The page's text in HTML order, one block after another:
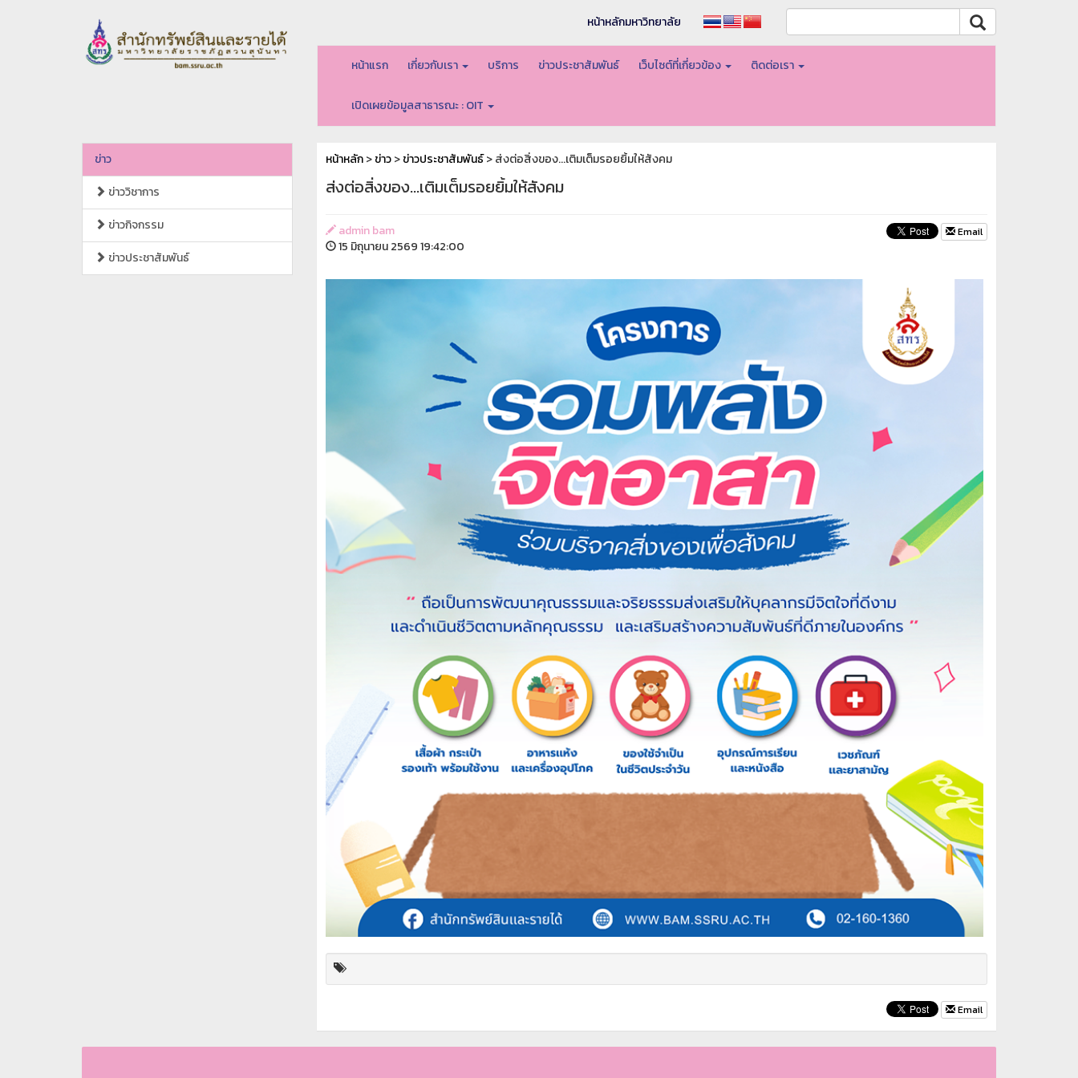
หน้าหลักมหาวิทยาลัย
หน้าแรก เกี่ยวกับเรา บริการ ข่าวประชาสัมพันธ์ เว็บไซต์ที่เกี่ยวข้อง ติดต่อเรา
เปิดเผยข้อมูลสาธารณะ : OIT
ข่าว
ข่าววิชาการ
ข่าวกิจกรรม
ข่าวประชาสัมพันธ์
หน้าหลัก>ข่าว>ข่าวประชาสัมพันธ์> ส่งต่อสิ่งของ...เติมเต็มรอยยิ้มให้สังคม
ส่งต่อสิ่งของ...เติมเต็มรอยยิ้มให้สังคม
admin bam
15 มิถุนายน 2569 19:42:00
Email
Email